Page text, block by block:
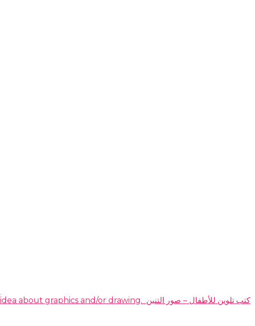
DOMINATE THE HIGHLY PROFITABLE DRAGON COLORING BOOKS NICHE EVEN IF YOU have no idea about graphics and/or drawing. ​ كتب تلوين للأطفال – صور التنين